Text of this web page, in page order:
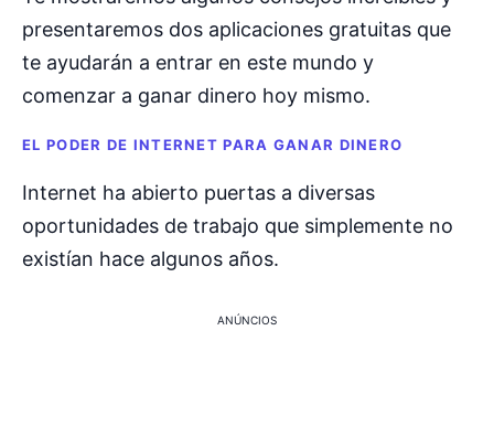
presentaremos dos aplicaciones gratuitas que
te ayudarán a entrar en este mundo y
comenzar a ganar dinero hoy mismo.
EL PODER DE INTERNET PARA GANAR DINERO
Internet ha abierto puertas a diversas
oportunidades de trabajo que simplemente no
existían hace algunos años.
ANÚNCIOS